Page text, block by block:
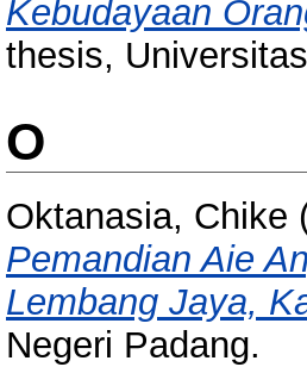
Kebudayaan
thesis,
O
Oktanasia, Chike
Pemandian Aie
Lembang Jaya,
Negeri Padang.